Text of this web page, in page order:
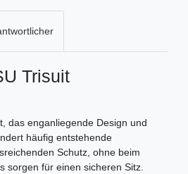
Trisuit
das enganliegende Design und
häufig entstehende
Schutz, ohne beim
sorgen für einen sicheren Sitz.